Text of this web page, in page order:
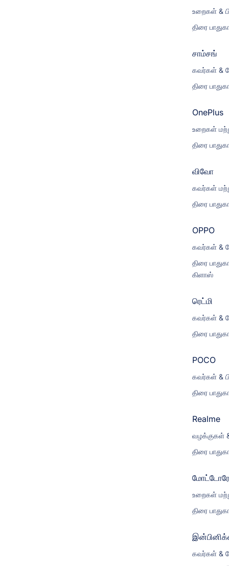
உறைகள் &
திரை
சாம்சங்
கவர்கள் &
திரை
OnePlus
உறைகள்
திரை
விவோ
கவர்கள்
திரை
OPPO
கவர்கள் &
திரை
கிளாஸ்
ரெட்மி
கவர்கள் &
திரை
POCO
கவர்கள் &
திரை
Realme
வழக்குகள்
திரை
உறைகள்
திரை
கவர்கள் &